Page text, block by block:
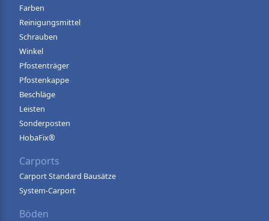
Farben
Reinigungsmittel
Schrauben
Winkel
Pfostenträger
Pfostenkappe
Beschläge
Leisten
Sonderposten
HobaFix®
Carports
Carport Standard Bausätze
System-Carport
Böden